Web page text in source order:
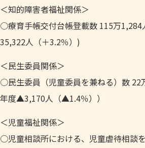
＜知的障害者福祉関係＞
○療育手帳交付台帳登載数 115万1,284
35,322人（＋3.2％）)
＜民生委員関係＞
○民生委員（児童委員を兼ねる）数 22
年度▲3,170人（▲1.4％））
＜児童福祉関係＞
○児童相談所における、児童虐待相談